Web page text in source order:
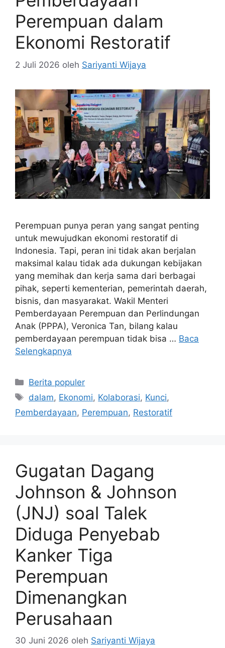
Perempuan dalam
Ekonomi Restoratif
2 Juli 2026 oleh Sariyanti Wijaya
Perempuan punya peran yang sangat penting
untuk mewujudkan ekonomi restoratif di
Indonesia. Tapi, peran ini tidak akan berjalan
maksimal kalau tidak ada dukungan kebijakan
yang memihak dan kerja sama dari berbagai
pihak, seperti kementerian, pemerintah daerah,
bisnis, dan masyarakat. Wakil Menteri
Pemberdayaan Perempuan dan Perlindungan
Anak (PPPA), Veronica Tan, bilang kalau
pemberdayaan perempuan tidak bisa … Baca
Selengkapnya
Kategori
Berita populer
Tag
dalam, Ekonomi, Kolaborasi, Kunci,
Pemberdayaan, Perempuan, Restoratif
Gugatan Dagang
Johnson & Johnson
(JNJ) soal Talek
Diduga Penyebab
Kanker Tiga
Perempuan
Dimenangkan
Perusahaan
30 Juni 2026 oleh Sariyanti Wijaya